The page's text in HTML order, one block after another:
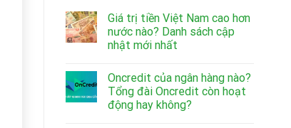
Giá trị tiền Việt Nam cao hơn
nước nào? Danh sách cập
nhật mới nhất
Oncredit của ngân hàng nào?
Tổng đài Oncredit còn hoạt
động hay không?